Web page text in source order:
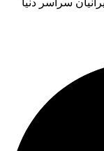
سراسر دنیا